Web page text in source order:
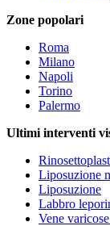
Zone popolari
Roma
Milano
Napoli
Torino
Palermo
Ultimi interventi
Liposuzione
Liposuzione
Labbro
Vene